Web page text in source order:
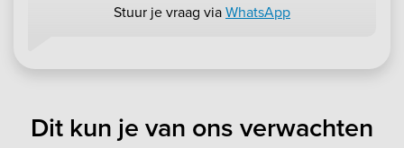
Stuur je vraag viaWhatsApp
Dit kun je van ons verwachten